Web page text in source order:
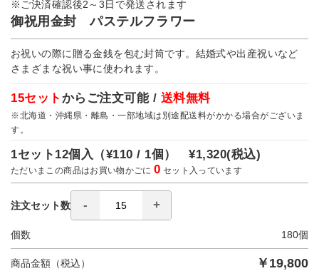
※ご決済確認後2～3日で発送されます
御祝用金封 パステルフラワー
お祝いの際に贈る金銭を包む封筒です。結婚式や出産祝いなど
さまざまな祝い事に使われます。
15セット からご注文可能 / 送料無料
※北海道・沖縄県・離島・一部地域は別途配送料がかかる場合がございま
す。
1セット12個入（¥110 / 1個）¥1,320(税込)
ただいまこの商品はお買い物かごに0 セット入っています
注文セット数
個数 180個
商品金額（税込） ￥ 19,800